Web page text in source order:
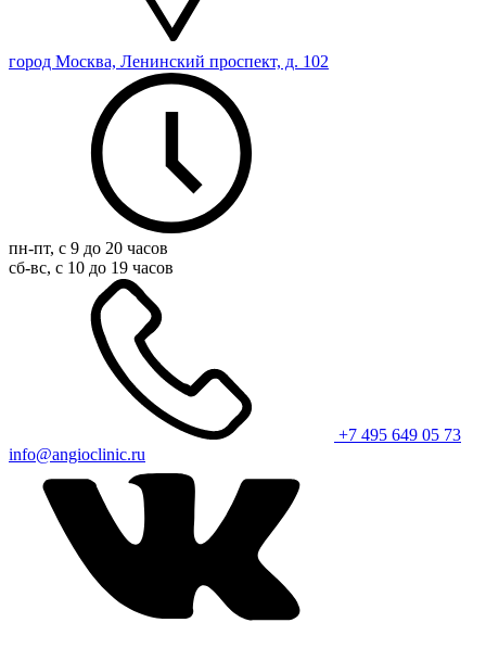
город Москва, Ленинский проспект, д. 102
пн-пт, с 9 до 20 часов
сб-вс, с 10 до 19 часов
+7 495 649 05 73
info@angioclinic.ru